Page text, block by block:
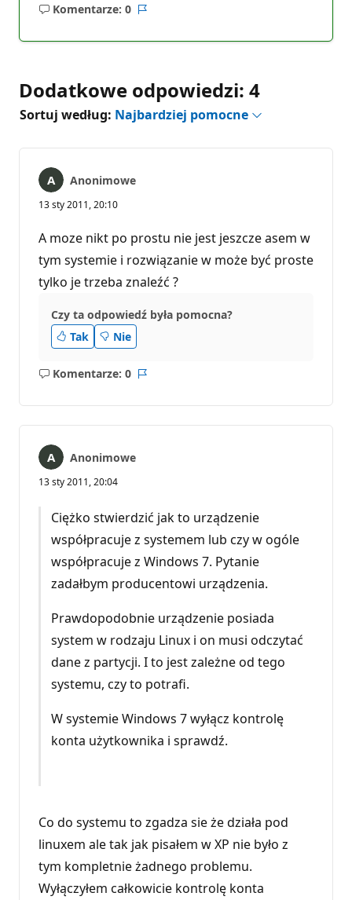
Komentarze: 0
Brak
Dodatkowe odpowiedzi: 4
Sortuj według: Najbardziej pomocne
Anonimowe
13 sty 2011, 20:10
A moze nikt po prostu nie jest jeszcze asem w
tym systemie i rozwiązanie w może być proste
tylko je trzeba znaleźć ?
Czy ta odpowiedź była pomocna?
Tak
Nie
Komentarze: 0
Brak
Anonimowe
13 sty 2011, 20:04
Ciężko stwierdzić jak to urządzenie
współpracuje z systemem lub czy w ogóle
współpracuje z Windows 7. Pytanie
zadałbym producentowi urządzenia.
Prawdopodobnie urządzenie posiada
system w rodzaju Linux i on musi odczytać
dane z partycji. I to jest zależne od tego
systemu, czy to potrafi.
W systemie Windows 7 wyłącz kontrolę
konta użytkownika i sprawdź.
Co do systemu to zgadza sie że działa pod
linuxem ale tak jak pisałem w XP nie było z
tym kompletnie żadnego problemu.
Wyłączyłem całkowicie kontrolę konta